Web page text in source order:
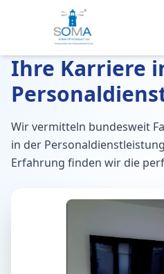
Ihre Karriere
Wir vermitteln bundesweit
in der
Erfahrung finden wir die